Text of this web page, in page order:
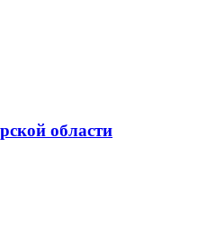
области